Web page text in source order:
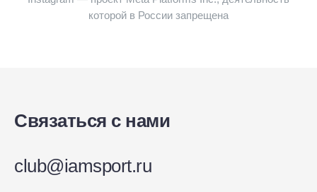
Связаться с нами
club@iamsport.ru